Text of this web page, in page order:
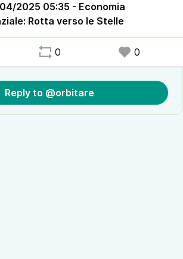
2025 05:35 - Economia
Rotta verso le Stelle
0 0
Reply to @orbitare